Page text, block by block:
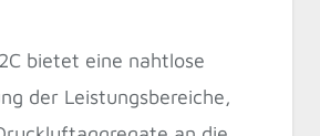
bietet eine nahtlose
der Leistungsbereiche,